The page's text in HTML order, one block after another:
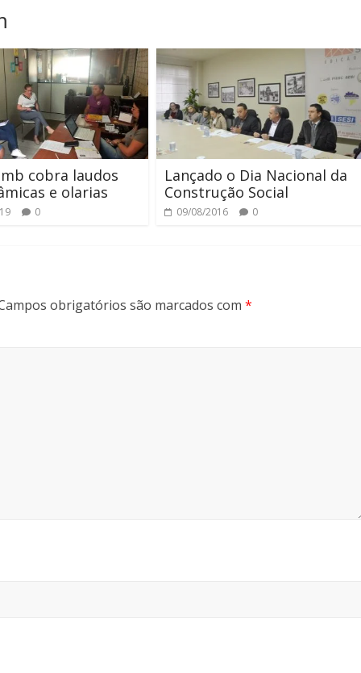
cobra laudos
e olarias
0
Lançado o Dia Nacional da
Construção Social
09/08/2016 0
obrigatórios são marcados com *